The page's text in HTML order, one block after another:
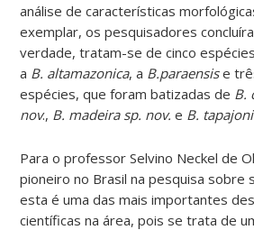
análise de características
exemplar, os pesquisadores
verdade, tratam-se de cinco
a B. altamazonica, a B.paraensise
espécies, que foram batizadas de B.
nov., B. madeira sp. nov. e B.
Para o professor Selvino Neckel de
pioneiro no Brasil na pesquisa sobre
esta é uma das mais importantes
científicas na área, pois se trata de